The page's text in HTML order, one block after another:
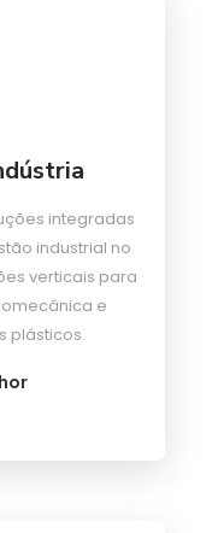
integradas
industrial no
verticais para
e
plásticos.